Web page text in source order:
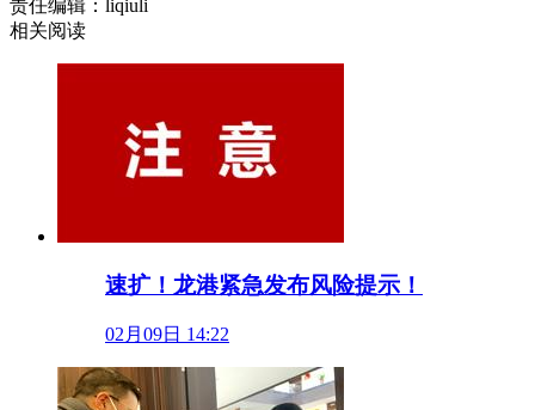
责任编辑：liqiuli
相关阅读
速扩！龙港紧急发布风险提示！
02月09日 14:22